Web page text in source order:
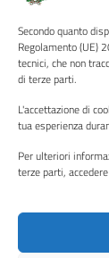
Secondo quanto
Regolamento (UE)
tecnici, che non
di terze parti.
L'accettazione di
tua esperienza
Per ulteriori
terze parti,
Albo pretorio
Informativa
Note legali
Piano di